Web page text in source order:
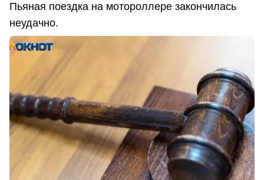
Пьяная поездка на мотороллере закончилась
неудачно.